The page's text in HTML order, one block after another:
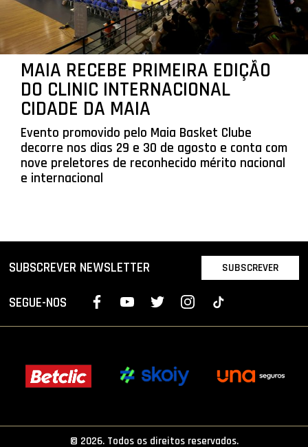
MAIA RECEBE PRIMEIRA EDIÇÃO
DO CLINIC INTERNACIONAL
CIDADE DA MAIA
Evento promovido pelo Maia Basket Clube
decorre nos dias 29 e 30 de agosto e conta com
nove preletores de reconhecido mérito nacional
e internacional
SUBSCREVER NEWSLETTER SUBSCREVER
SEGUE-NOS
© 2026. Todos os direitos reservados.